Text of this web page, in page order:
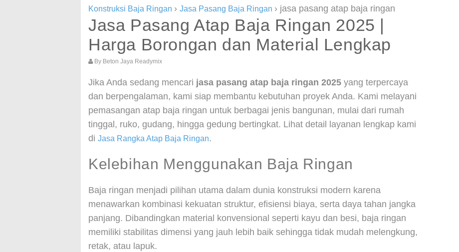
Konstruksi Baja Ringan › Jasa Pasang Baja Ringan › jasa pasang atap baja ringan
Jasa Pasang Atap Baja Ringan 2025 |
Harga Borongan dan Material Lengkap
By Beton Jaya Readymix
Jika Anda sedang mencari jasa pasang atap baja ringan 2025 yang terpercaya
dan berpengalaman, kami siap membantu kebutuhan proyek Anda. Kami melayani
pemasangan atap baja ringan untuk berbagai jenis bangunan, mulai dari rumah
tinggal, ruko, gudang, hingga gedung bertingkat. Lihat detail layanan lengkap kami
di Jasa Rangka Atap Baja Ringan.
Kelebihan Menggunakan Baja Ringan
Baja ringan menjadi pilihan utama dalam dunia konstruksi modern karena
menawarkan kombinasi kekuatan struktur, efisiensi biaya, serta daya tahan jangka
panjang. Dibandingkan material konvensional seperti kayu dan besi, baja ringan
memiliki stabilitas dimensi yang jauh lebih baik sehingga tidak mudah melengkung,
retak, atau lapuk.